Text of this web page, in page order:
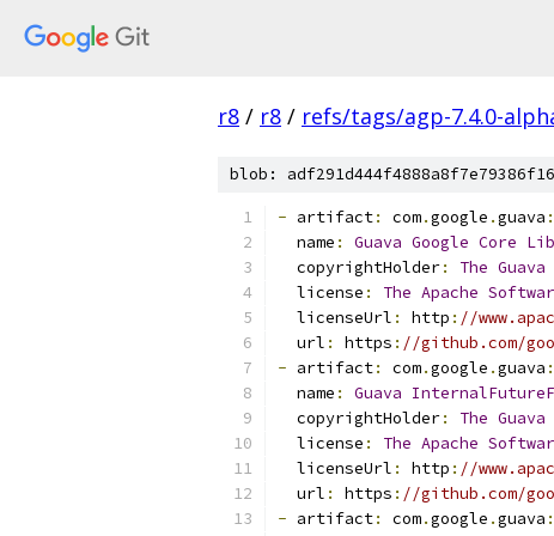
r8 / r8 / refs/tags/agp-7.4.0-
blob:
- artifact: com.google .guava :
  name
: Guava Google Core
  copyrightHolder
: The Guava
  license
: The Apache
  licenseUrl
: http : //
  url
: https : //github.com/
- artifact: com.google .guava :
  name
: Guava
  copyrightHolder
: The Guava
  license
: The Apache
  licenseUrl
: http : //
  url
: https : //github.com/
- artifact: com.google .guava :